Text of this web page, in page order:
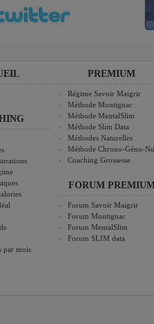
par mois
PREMIUM
Régime Savoir Maigrir
Méthode Montignac
Méthode MentalSlim
Méthode Slim Data
Méthodes Naturelles
Méthode Chrono-Géno-
Coaching Grossesse
FORUM
Forum Savoir Maigrir
Forum Montignac
Forum MentalSlim
Forum SLIM data